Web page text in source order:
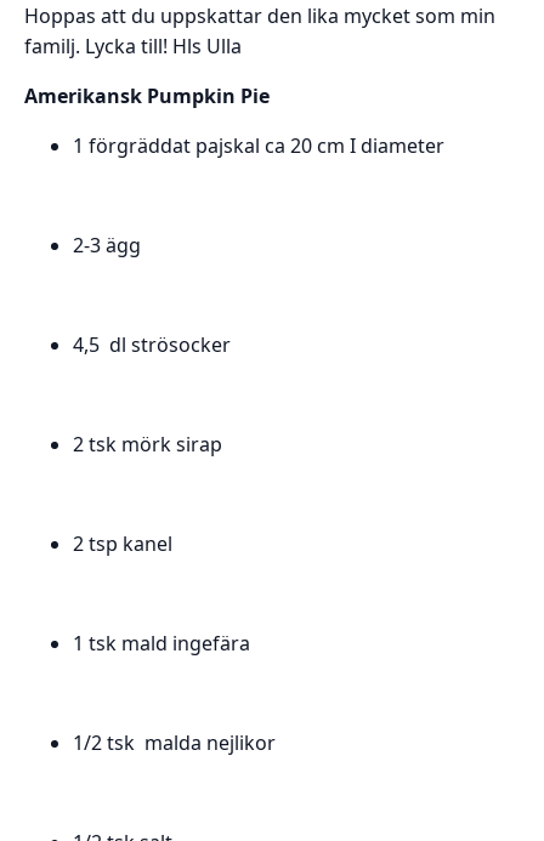
Hoppas att du uppskattar den lika mycket som min
familj. Lycka till! Hls Ulla
Amerikansk Pumpkin Pie
1 förgräddat pajskal ca 20 cm I diameter
2-3 ägg
4,5 dl strösocker
2 tsk mörk sirap
2 tsp kanel
1 tsk mald ingefära
1/2 tsk malda nejlikor